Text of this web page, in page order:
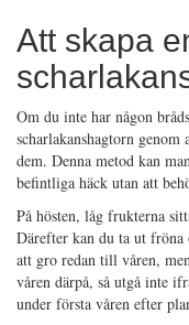
Att skapa
Om du inte har någon
scharlakanshagtorn
dem. Denna metod kan
befintliga häck utan att
På hösten, låg frukterna
Därefter kan du ta ut
att gro redan till våren,
våren därpå, så utgå inte
under första våren efter